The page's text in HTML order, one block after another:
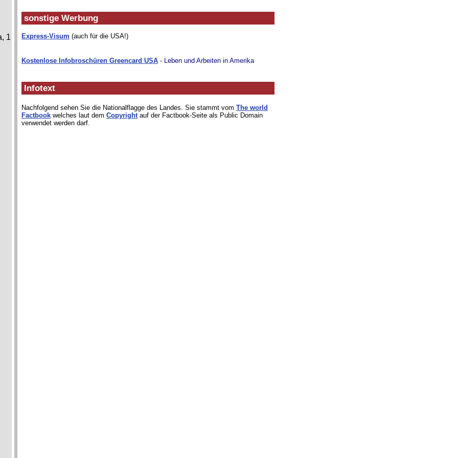
1
sonstige Werbung
Express-Visum (auch für die USA!)
Kostenlose Infobroschüren Greencard USA - Leben und Arbeiten in Amerika
Infotext
Nachfolgend sehen Sie die Nationalflagge des Landes. Sie stammt vom The world
Factbook welches laut dem Copyrightauf der Factbook-Seite als Public Domain
verwendet werden darf.